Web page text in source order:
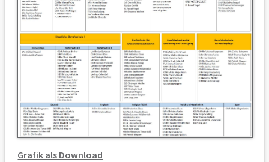
Grafik als Download